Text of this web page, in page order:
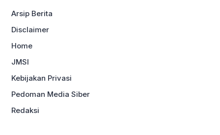
Arsip Berita
Disclaimer
Home
JMSI
Kebijakan Privasi
Pedoman Media Siber
Redaksi